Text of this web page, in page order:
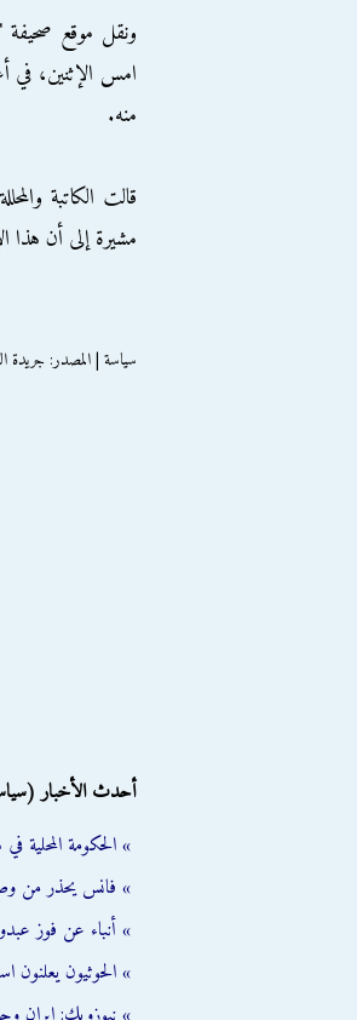
ونقل موقع
امس الإثنين، في
منه.
قالت الكاتبة
مشيرة إلى أن هذا
سياسة | المصدر: جريدة الشعب |
أحدث الأخبار
» الحكومة المحلية
» فانس يحذر من
» أنباء عن فوز
» الحوثيون يعلنون